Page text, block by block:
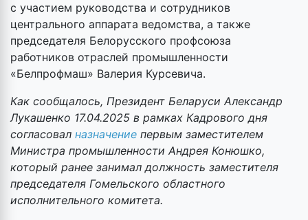
с участием руководства и сотрудников
центрального аппарата ведомства, а также
председателя Белорусского профсоюза
работников отраслей промышленности
«Белпрофмаш» Валерия Курсевича.
Как сообщалось, Президент Беларуси Александр
Лукашенко 17.04.2025 в рамках Кадрового дня
согласовал назначение первым заместителем
Министра промышленности Андрея Конюшко,
который ранее занимал должность заместителя
председателя Гомельского областного
исполнительного комитета.